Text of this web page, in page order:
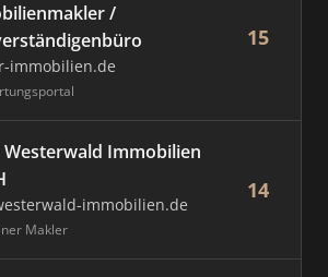
/
immobilien.de
15
Westerwald Immobilien
immobilien.de
Makler
14